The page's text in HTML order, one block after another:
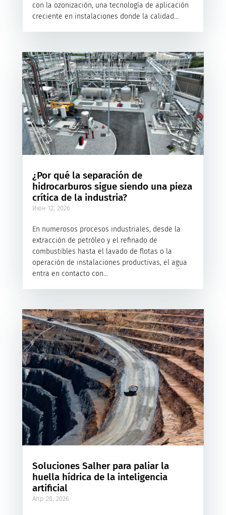
con la ozonización, una tecnología de aplicación
creciente en instalaciones donde la calidad...
¿Por qué la separación de
hidrocarburos sigue siendo una pieza
crítica de la industria?
Июн 12, 2026
En numerosos procesos industriales, desde la
extracción de petróleo y el refinado de
combustibles hasta el lavado de flotas o la
operación de instalaciones productivas, el agua
entra en contacto con...
Soluciones Salher para paliar la
huella hídrica de la inteligencia
artificial
Апр 28, 2026